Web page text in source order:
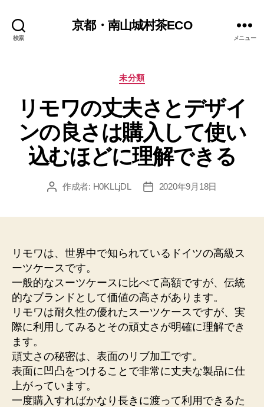
検索
京都・南山城村茶ECO
メニュー
カ
ゴ
リ
ー
未分類
リモワの丈夫さとデザイ
ンの良さは購入して使い
込むほどに理解できる
投 作成者: H0KLLjDL
投
2020年9月18日
リモワは、世界中で知られているドイツの高級ス
ーツケースです。
一般的なスーツケースに比べて高額ですが、伝統
的なブランドとして価値の高さがあります。
リモワは耐久性の優れたスーツケースですが、実
際に利用してみるとその頑丈さが明確に理解でき
ます。
頑丈さの秘密は、表面のリブ加工です。
表面に凹凸をつけることで非常に丈夫な製品に仕
上がっています。
一度購入すればかなり長きに渡って利用できるた